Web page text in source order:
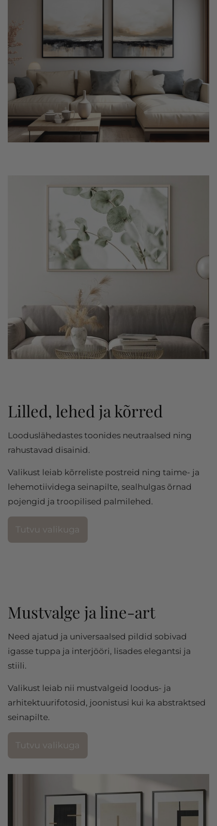
Lilled, lehed ja kõrred
Looduslähedastes toonides neutraalsed ning
rahustavad disainid.
Valikust leiab kõrreliste postreid ning taime- ja
lehemotiividega seinapilte, sealhulgas õrnad
pojengid ja troopilised palmilehed.
Tutvu valikuga
Mustvalge ja line-art
Need ajatud ja universaalsed pildid sobivad
igasse tuppa ja interjööri, lisades elegantsi ja
stiili.
Valikust leiab nii mustvalgeid loodus- ja
arhitektuurifotosid, joonistusi kui ka abstraktsed
seinapilte.
Tutvu valikuga